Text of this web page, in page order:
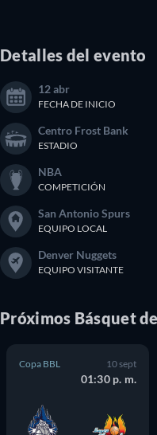
Detalles del evento
12 abr
FECHA DE INICIO
Centro Frost Bank
ESTADIO
NBA
COMPETICIÓN
San Antonio Spurs
EQUIPO LOCAL
Denver Nuggets
EQUIPO VISITANTE
Próximos Básquetde
Copa BBL 10 sept
01:30 p. m.